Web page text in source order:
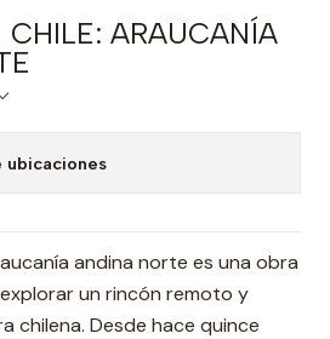
CHILE: ARAUCANÍA
ubicaciones
andina norte es una obra
un rincón remoto y
chilena. Desde hace quince